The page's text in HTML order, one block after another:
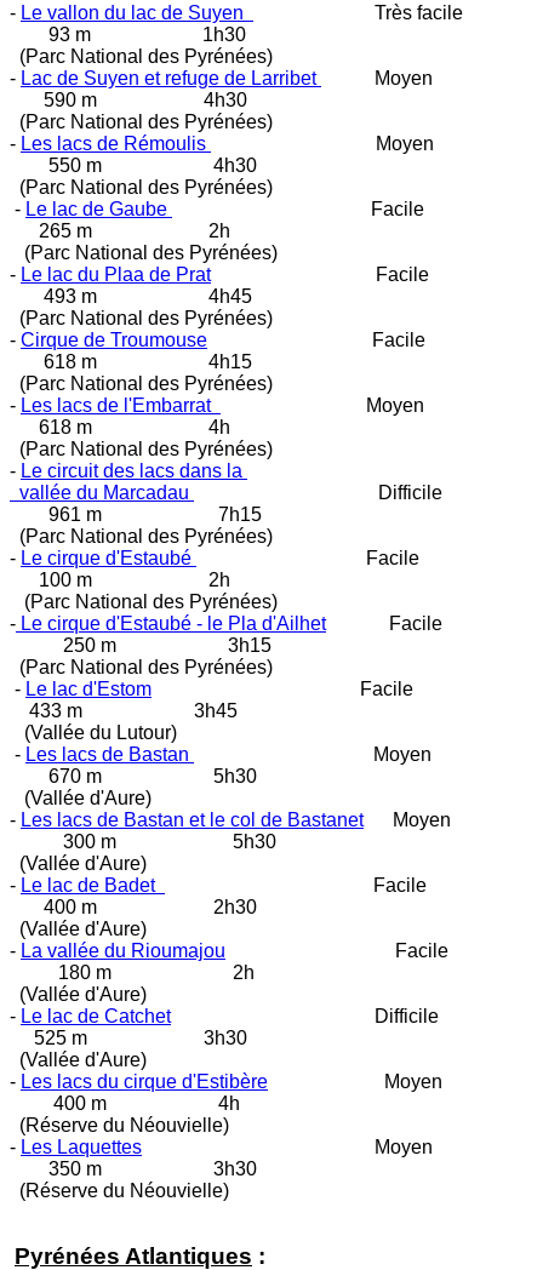
- Le vallon du lac de Suyen
Très facile
93 m 1h30
(Parc National des Pyrénées)
- Lac de Suyen et refuge de Larribet
Moyen
590 m 4h30
(Parc National des Pyrénées)
- Les lacs de Rémoulis
Moyen
550 m 4h30
(Parc National des Pyrénées)
- Le lac de Gaube
Facile
265 m 2h
(Parc National des Pyrénées)
- Le lac du Plaa de PratFacile
493 m 4h45
(Parc National des Pyrénées)
- Cirque de Troumouse Facile
618 m 4h15
(Parc National des Pyrénées)
- Les lacs de l'Embarrat
Moyen
618 m 4h
(Parc National des Pyrénées)
- Le circuit des lacs dans la
vallée du Marcadau
Difficile
961 m 7h15
(Parc National des Pyrénées)
- Le cirque d'Estaubé
Facile
100 m 2h
(Parc National des Pyrénées)
- Le cirque d'Estaubé - le Pla d'AilhetFacile
250 m 3h15
(Parc National des Pyrénées)
- Le lac d'Estom
Facile
433 m 3h45
(Vallée du Lutour)
- Les lacs de Bastan
Moyen
670 m 5h30
(Vallée d'Aure)
- Les lacs de Bastan et le col de BastanetMoyen
300 m 5h30
(Vallée d'Aure)
- Le lac de Badet
Facile
400 m 2h30
(Vallée d'Aure)
- La vallée du Rioumajou Facile
180 m 2h
(Vallée d'Aure)
- Le lac de CatchetDifficile
525 m 3h30
(Vallée d'Aure)
- Les lacs du cirque d'Estibère Moyen
400 m 4h
(Réserve du Néouvielle)
- Les Laquettes Moyen
350 m 3h30
(Réserve du Néouvielle)
Pyrénées Atlantiques :